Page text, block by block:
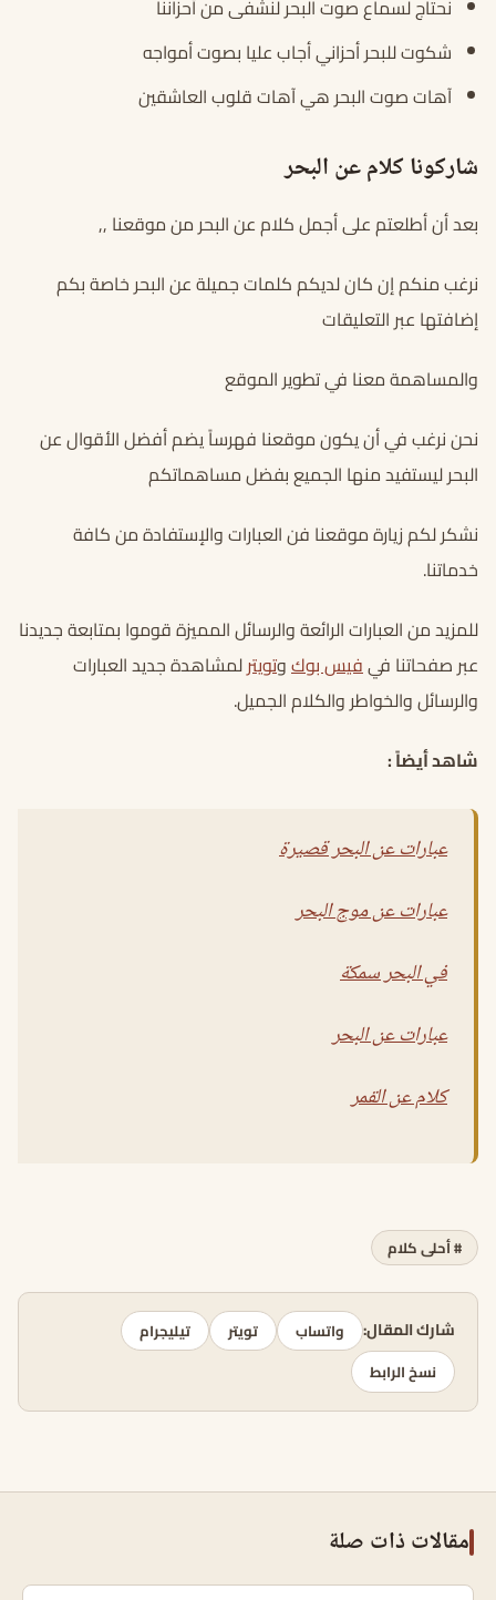
نحتاج لسماع صوت البحر لنشفى من أحزاننا
شكوت للبحر أحزاني أجاب عليا بصوت أمواجه
آهات صوت البحر هي آهات قلوب العاشقين
شاركونا كلام عن البحر
بعد أن أطلعتم على أجمل كلام عن البحر من موقعنا ,,
نرغب منكم إن كان لديكم كلمات جميلة عن البحر خاصة بكم
إضافتها عبر التعليقات
والمساهمة معنا في تطوير الموقع
نحن نرغب في أن يكون موقعنا فهرساً يضم أفضل الأقوال عن
البحر ليستفيد منها الجميع بفضل مساهماتكم
نشكر لكم زيارة موقعنا فن العبارات والإستفادة من كافة
خدماتنا.
للمزيد من العبارات الرائعة والرسائل المميزة قوموا بمتابعة جديدنا
عبر صفحاتنا فيفيس بوكوتويترلمشاهدة جديد العبارات
والرسائل والخواطر والكلام الجميل.
شاهد أيضاً :
عبارات عن البحر قصيرة
عبارات عن موج البحر
في البحر سمكة
عبارات عن البحر
كلام عن القمر
# أحلى كلام
شارك المقال: واتساب تويتر
تيليجرام
نسخ الرابط
مقالات ذات صلة